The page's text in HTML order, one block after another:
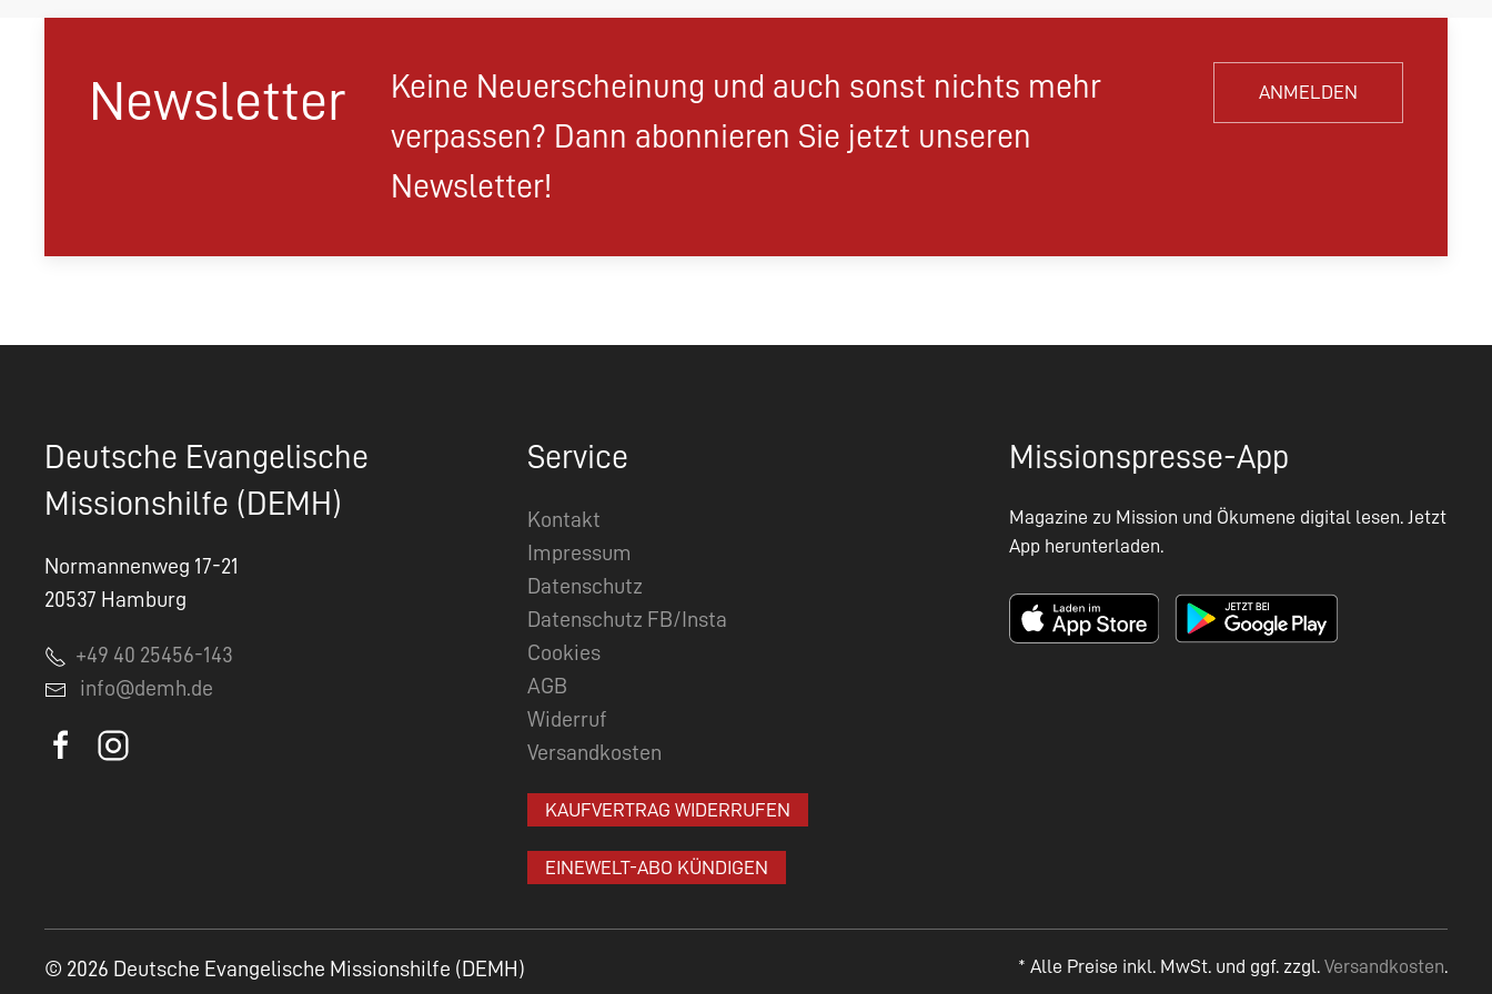
Newsletter
Keine Neuerscheinung und auch sonst nichts mehr
verpassen? Dann abonnieren Sie jetzt unseren
Newsletter!
ANMELDEN
Deutsche Evangelische
Missionshilfe (DEMH)
Normannenweg 17-21
20537 Hamburg
+49 40 25456-143
info@demh.de
Service
Kontakt
Impressum
Datenschutz
Datenschutz FB/Insta
Cookies
AGB
Widerruf
Versandkosten
KAUFVERTRAG WIDERRUFEN
EINEWELT-ABO KÜNDIGEN
Missionspresse-App
Magazine zu Mission und Ökumene digital lesen. Jetzt
App herunterladen.
* Alle Preise inkl. MwSt. und ggf. zzgl. Versandkosten.
© 2026 Deutsche Evangelische Missionshilfe (DEMH)